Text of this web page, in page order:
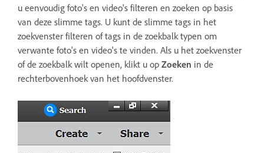
u eenvoudig foto's en video's filteren en zoeken op basis
van deze slimme tags. U kunt de slimme tags in het
zoekvenster filteren of tags in de zoekbalk typen om
verwante foto's en video's te vinden. Als u het zoekvenster
of de zoekbalk wilt openen, klikt u op Zoeken in de
rechterbovenhoek van het hoofdvenster.